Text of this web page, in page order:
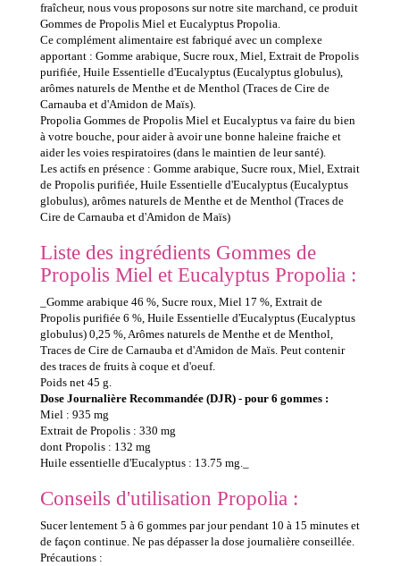
fraîcheur, nous vous proposons sur notre site marchand, ce produit
Gommes de Propolis Miel et Eucalyptus Propolia.
Ce complément alimentaire est fabriqué avec un complexe
apportant : Gomme arabique, Sucre roux, Miel, Extrait de Propolis
purifiée, Huile Essentielle d'Eucalyptus (Eucalyptus globulus),
arômes naturels de Menthe et de Menthol (Traces de Cire de
Carnauba et d'Amidon de Maïs).
Propolia Gommes de Propolis Miel et Eucalyptus va faire du bien
à votre bouche, pour aider à avoir une bonne haleine fraiche et
aider les voies respiratoires (dans le maintien de leur santé).
Les actifs en présence : Gomme arabique, Sucre roux, Miel, Extrait
de Propolis purifiée, Huile Essentielle d'Eucalyptus (Eucalyptus
globulus), arômes naturels de Menthe et de Menthol (Traces de
Cire de Carnauba et d'Amidon de Maïs)
Liste des ingrédients Gommes de
Propolis Miel et Eucalyptus Propolia :
_Gomme arabique 46 %, Sucre roux, Miel 17 %, Extrait de
Propolis purifiée 6 %, Huile Essentielle d'Eucalyptus (Eucalyptus
globulus) 0,25 %, Arômes naturels de Menthe et de Menthol,
Traces de Cire de Carnauba et d'Amidon de Maïs. Peut contenir
des traces de fruits à coque et d'oeuf.
Poids net 45 g.
Dose Journalière Recommandée (DJR) - pour 6 gommes :
Miel : 935 mg
Extrait de Propolis : 330 mg
dont Propolis : 132 mg
Huile essentielle d'Eucalyptus : 13.75 mg._
Conseils d'utilisation Propolia :
Sucer lentement 5 à 6 gommes par jour pendant 10 à 15 minutes et
de façon continue. Ne pas dépasser la dose journalière conseillée.
Précautions :